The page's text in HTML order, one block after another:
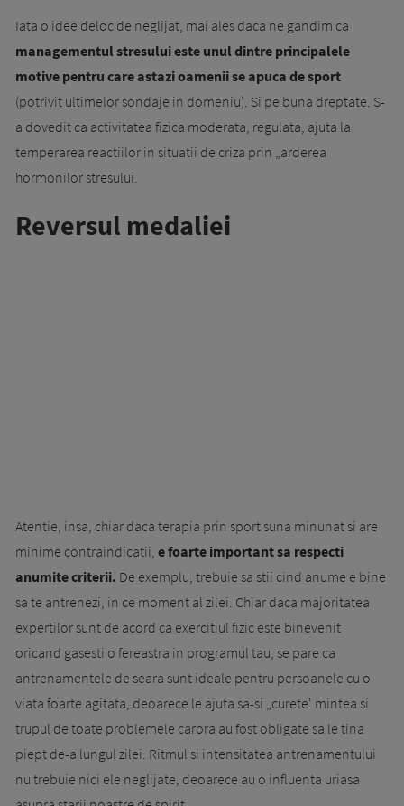
Iata o idee deloc de neglijat, mai ales daca ne gandim ca
managementul stresului este unul dintre principalele
motive pentru care astazi oamenii se apuca de sport
(potrivit ultimelor sondaje in domeniu). Si pe buna dreptate. S-
a dovedit ca activitatea fizica moderata, regulata, ajuta la
temperarea reactiilor in situatii de criza prin „arderea
hormonilor stresului.
Reversul medaliei
Atentie, insa, chiar daca terapia prin sport suna minunat si are
minime contraindicatii, e foarte important sa respecti
anumite criterii. De exemplu, trebuie sa stii cind anume e bine
sa te antrenezi, in ce moment al zilei. Chiar daca majoritatea
expertilor sunt de acord ca exercitiul fizic este binevenit
oricand gasesti o fereastra in programul tau, se pare ca
antrenamentele de seara sunt ideale pentru persoanele cu o
viata foarte agitata, deoarece le ajuta sa-si „curete' mintea si
trupul de toate problemele carora au fost obligate sa le tina
piept de-a lungul zilei. Ritmul si intensitatea antrenamentului
nu trebuie nici ele neglijate, deoarece au o influenta uriasa